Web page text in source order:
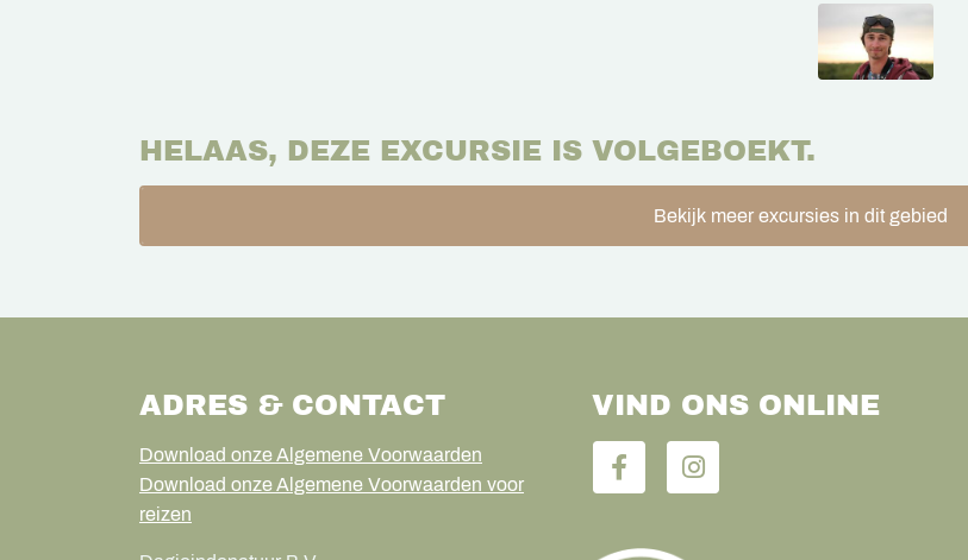
HELAAS, DEZE EXCURSIE IS VOLGEBOEKT.
Bekijk meer excursies in dit gebied
ADRES & CONTACT
Download onze Algemene Voorwaarden
Download onze Algemene Voorwaarden voor
reizen
VIND ONS ONLINE